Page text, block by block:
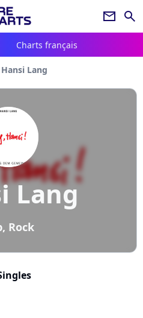
newsletter search
Charts français
Hansi Lang
Lang
Rock